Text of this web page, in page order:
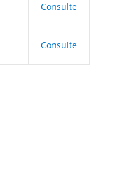
Consulte
Consulte